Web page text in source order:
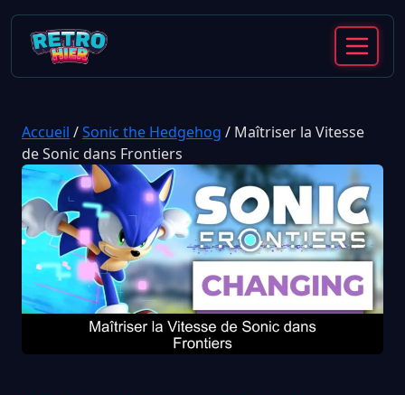
Accueil /Sonic the Hedgehog / Maîtriser la Vitesse
de Sonic dans Frontiers